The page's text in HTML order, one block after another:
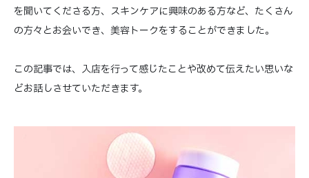
を聞いてくださる方、スキンケアに興味のある方など、たくさん
の方々とお会いでき、美容トークをすることができました。
この記事では、入店を行って感じたことや改めて伝えたい思いな
どお話しさせていただきます。